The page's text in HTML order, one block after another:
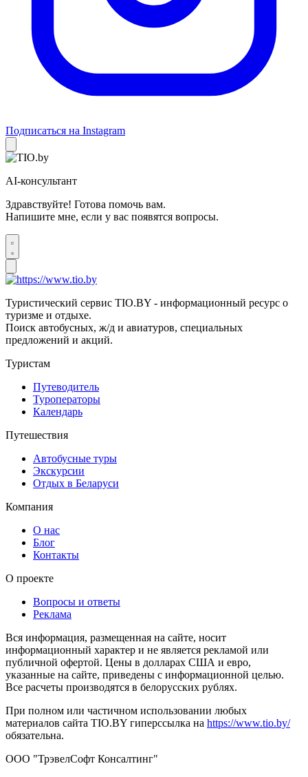
Подписаться на Instagram
AI-консультант
Здравствуйте! Готова помочь вам.
Напишите мне, если у вас появятся вопросы.
Туристический сервис TIO.BY - информационный ресурс о
туризме и отдыхе.
Поиск автобусных, ж/д и авиатуров, специальных
предложений и акций.
Туристам
Путеводитель
Туроператоры
Календарь
Путешествия
Автобусные туры
Экскурсии
Отдых в Беларуси
Компания
О нас
Блог
Контакты
О проекте
Вопросы и ответы
Реклама
Вся информация, размещенная на сайте, носит
информационный характер и не является рекламой или
публичной офертой. Цены в долларах США и евро,
указанные на сайте, приведены с информационной целью.
Все расчеты производятся в белорусских рублях.
При полном или частичном использовании любых
материалов сайта TIO.BY гиперссылка на https://www.tio.by/
обязательна.
ООО "ТрэвелСофт Консалтинг"